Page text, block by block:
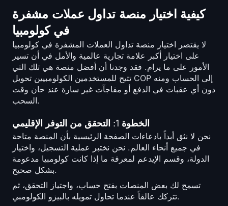
كيفية اختيار منصة تداول عملات مشفرة
في كولومبيا
لا يقتصر اختيار منصة تداول العملات المشفرة في كولومبيا
على اختيار أكبر علامة تجارية عالمية والأمل في أن تسير
الأمور على ما يرام. فقد وجدنا أن أفضل منصة هي تلك التي
تتيح للمستخدمين الكولومبيين تحويل COP إلى الحساب ومنه
دون أي عقبات في الدفع أو مفاجآت غير سارة عند حان وقت
السحب.
الخطوة 1: التحقق من التوفر الإقليمي
نحن لا نثق أبداً بادعاءات الصفحة الرئيسية بأن المنصة متاحة
في جميع أنحاء العالم. نحن نختبر عملية التسجيل، واختيار
الدولة، وقسم الإيدعم لمعرفة ما إذا كانت كولومبيا مدعومة
بشكل صحيح.
تسمح لك بعض المنصات بفتح حساب، واجتياز التحقق، ثم
تتركك عالقاً عندما تحاول تمويله بالبيزو الكولومبي.